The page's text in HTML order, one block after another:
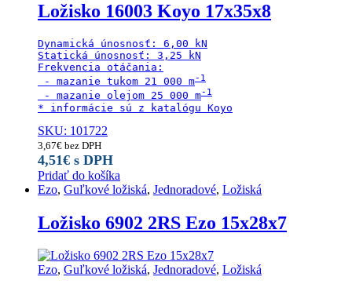
Ložisko 16003 Koyo 17x35x8
Dynamická únosnosť: 6,00 kN
Statická únosnosť: 3,25 kN
Frekvencia otáčania:
- mazanie tukom 21 000 m
- mazanie olejom 25 000 m
* informácie sú z katalógu Koyo
SKU: 101722
3,67€ bez DPH
4,51€ s DPH
Pridať do košíka
Ezo, Guľkové ložiská, Jednoradové, Ložiská
Ložisko 6902 2RS Ezo 15x28x7
Ezo, Guľkové ložiská, Jednoradové, Ložiská